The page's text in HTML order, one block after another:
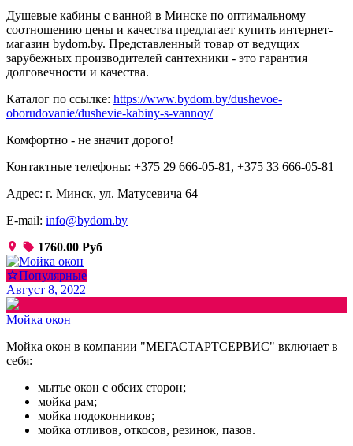
Душевые кабины с ванной в Минске по оптимальному
соотношению цены и качества предлагает купить интернет-
магазин bydom.by. Представленный товар от ведущих
зарубежных производителей сантехники - это гарантия
долговечности и качества.
Каталог по ссылке: https://www.bydom.by/dushevoe-
oborudovanie/dushevie-kabiny-s-vannoy/
Комфортно - не значит дорого!
Контактные телефоны: +375 29 666-05-81, +375 33 666-05-81
Адрес: г. Минск, ул. Матусевича 64
E-mail: info@bydom.by
1760.00 Руб
Популярные
Август 8, 2022
Мойка окон
Мойка окон в компании "МЕГАСТАРТСЕРВИС" включает в
себя:
мытье окон с обеих сторон;
мойка рам;
мойка подоконников;
мойка отливов, откосов, резинок, пазов.